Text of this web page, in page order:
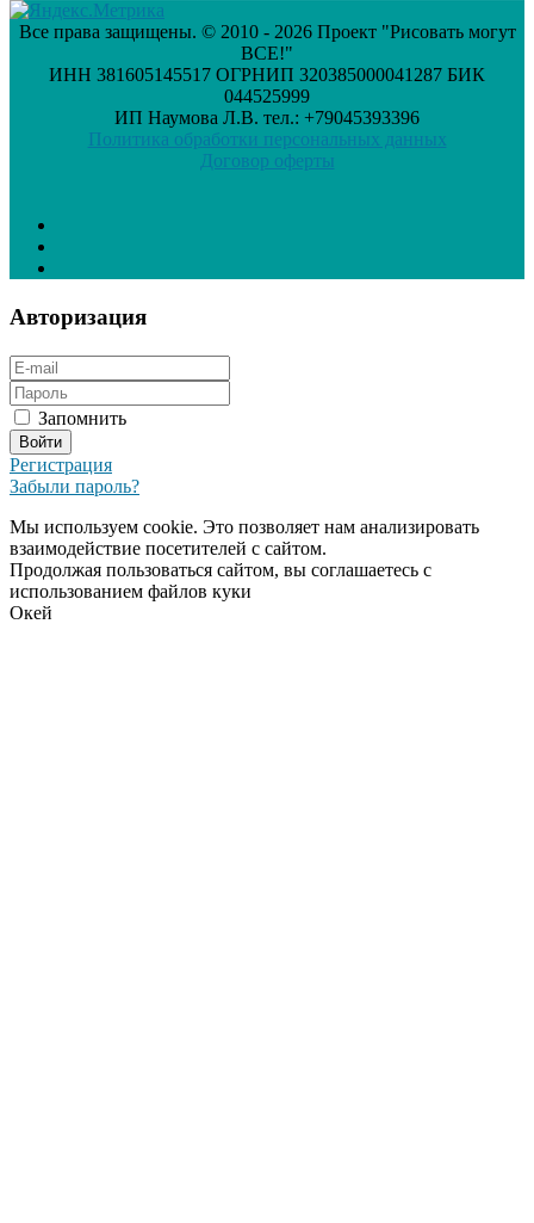
Все права защищены. © 2010 - 2026 Проект "Рисовать могут
ВСЕ!"
ИНН 381605145517 ОГРНИП 320385000041287 БИК
044525999
ИП Наумова Л.В. тел.: +79045393396
Политика обработки персональных данных
Договор оферты
Авторизация
Запомнить
Регистрация
Забыли пароль?
Мы используем cookie. Это позволяет нам анализировать
взаимодействие посетителей с сайтом.
Продолжая пользоваться сайтом, вы соглашаетесь с
использованием файлов куки
Окей